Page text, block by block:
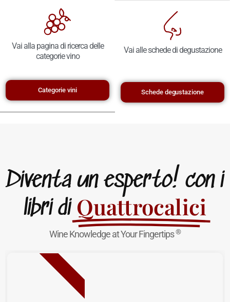
Vai alla pagina di ricerca delle
categorie vino
Categorie vini
Vai alle schede di degustazione
Schede degustazione
Diventa un esperto! con i
libri di Quattrocalici
Wine Knowledge at Your Fingertips®
NUOVA USCITA